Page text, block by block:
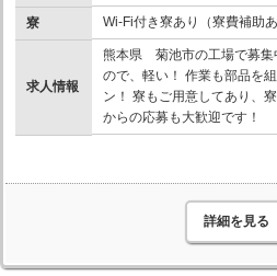
寮 Wi-Fi付き寮あり（寮費補助あ
求人情報
熊本県 菊池市の工場で募集
ので、軽い！ 作業も部品を
ン！ 寮もご用意してあり、
からの応募も大歓迎です！
詳細を見る